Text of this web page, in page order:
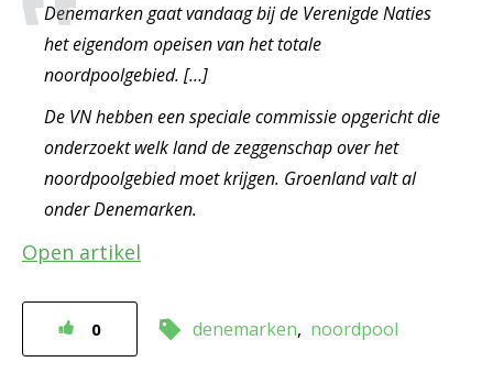
Denemarken gaat vandaag bij de Verenigde Naties
het eigendom opeisen van het totale
noordpoolgebied. […]
De VN hebben een speciale commissie opgericht die
onderzoekt welk land de zeggenschap over het
noordpoolgebied moet krijgen. Groenland valt al
onder Denemarken.
Open artikel
0 denemarken noordpool